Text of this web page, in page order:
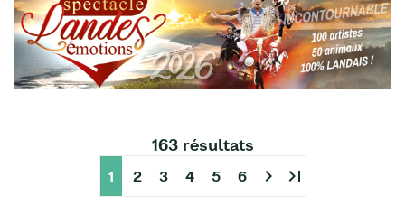
163 résultats
1 2 3 4 5 6 chevron_right last_page